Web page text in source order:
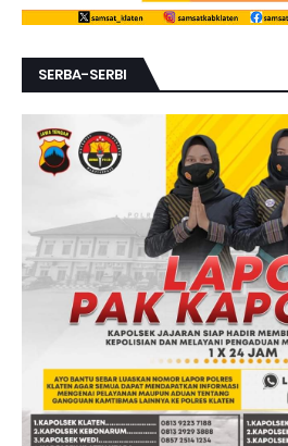
SERBA-SERBI